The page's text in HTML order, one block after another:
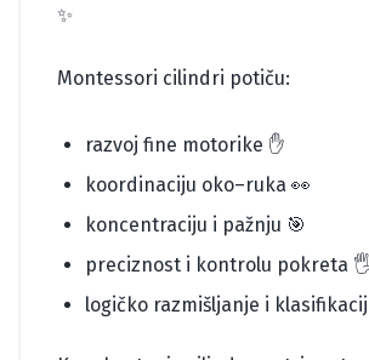
✨
Montessori cilindri potiču:
razvoj fine motorike ✋
koordinaciju oko–ruka 👀
koncentraciju i pažnju 🎯
preciznost i kontrolu pokreta
logičko razmišljanje i